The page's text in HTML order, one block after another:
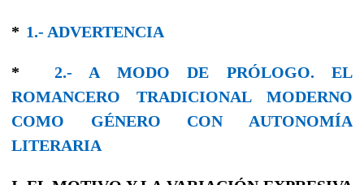
* 1.- ADVERTENCIA
* 2.- A MODO DE PRÓLOGO. EL
ROMANCERO TRADICIONAL MODERNO
COMO GÉNERO CON AUTONOMÍA
LITERARIA